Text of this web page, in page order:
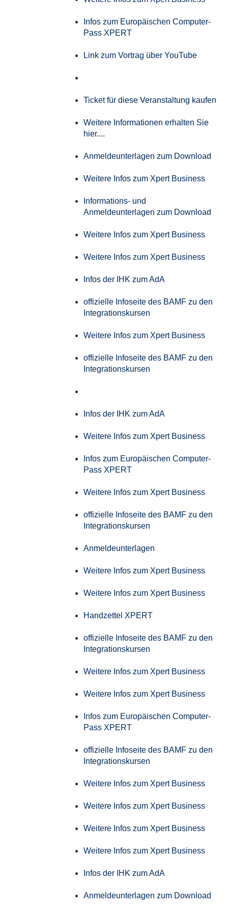
Infos zum Europäischen Computer-
Pass XPERT
Link zum Vortrag über YouTube
Ticket für diese Veranstaltung kaufen
Weitere Informationen erhalten Sie
hier....
Anmeldeunterlagen zum Download
Weitere Infos zum Xpert Business
Informations- und
Anmeldeunterlagen zum Download
Weitere Infos zum Xpert Business
Weitere Infos zum Xpert Business
Infos der IHK zum AdA
offizielle Infoseite des BAMF zu den
Integrationskursen
Weitere Infos zum Xpert Business
offizielle Infoseite des BAMF zu den
Integrationskursen
Infos der IHK zum AdA
Weitere Infos zum Xpert Business
Infos zum Europäischen Computer-
Pass XPERT
Weitere Infos zum Xpert Business
offizielle Infoseite des BAMF zu den
Integrationskursen
Anmeldeunterlagen
Weitere Infos zum Xpert Business
Weitere Infos zum Xpert Business
Handzettel XPERT
offizielle Infoseite des BAMF zu den
Integrationskursen
Weitere Infos zum Xpert Business
Weitere Infos zum Xpert Business
Infos zum Europäischen Computer-
Pass XPERT
offizielle Infoseite des BAMF zu den
Integrationskursen
Weitere Infos zum Xpert Business
Weitere Infos zum Xpert Business
Weitere Infos zum Xpert Business
Weitere Infos zum Xpert Business
Infos der IHK zum AdA
Anmeldeunterlagen zum Download